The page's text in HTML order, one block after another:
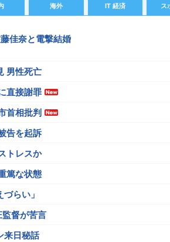
海外 IT 経済 ス
佳奈と電撃結婚
男性死亡
直接謝罪
首相批判
告を起訴
トレスか
篤な状態
らい」
督が苦言
来日秘話